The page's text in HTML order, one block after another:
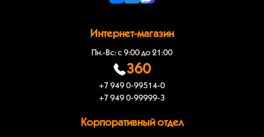
Интернет-магазин
Пн.-Вс: с 9:00 до 21:00
360
+7 949 0-99514-0
+7 949 0-99999-3
Корпоративный отдел